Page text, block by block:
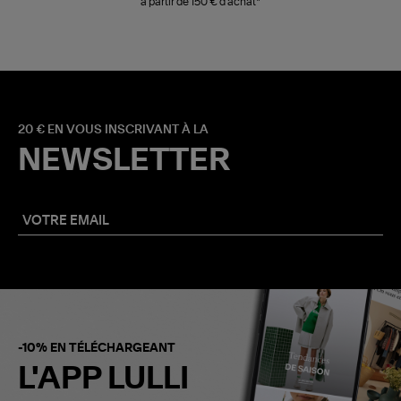
20 € EN VOUS INSCRIVANT À LA
NEWSLETTER
-10% EN TÉLÉCHARGEANT
L'APP LULLI